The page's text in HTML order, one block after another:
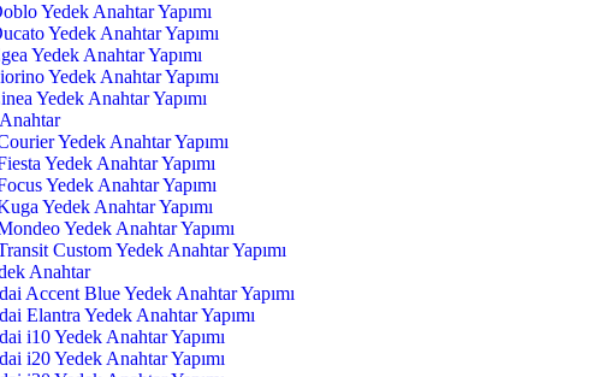
Yedek Anahtar Yapımı
Yedek Anahtar Yapımı
Yedek Anahtar Yapımı
Yedek Anahtar Yapımı
Yedek Anahtar Yapımı
Yedek Anahtar Yapımı
Yedek Anahtar Yapımı
Yedek Anahtar Yapımı
Yedek Anahtar Yapımı
Yedek Anahtar Yapımı
Custom Yedek Anahtar Yapımı
Anahtar
Accent Blue Yedek Anahtar Yapımı
Elantra Yedek Anahtar Yapımı
i10 Yedek Anahtar Yapımı
i20 Yedek Anahtar Yapımı